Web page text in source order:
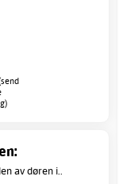
av døren i..